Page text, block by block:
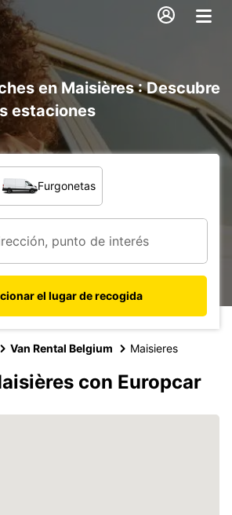
en Maisières : Descubre
estaciones
Furgonetas
el lugar de recogida
Van Rental Belgium Maisieres
con Europcar